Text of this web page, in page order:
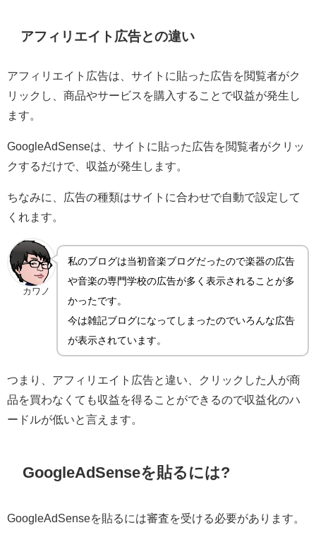
アフィリエイト広告との違い
アフィリエイト広告は、サイトに貼った広告を閲覧者がク
リックし、商品やサービスを購入することで収益が発生し
ます。
GoogleAdSenseは、サイトに貼った広告を閲覧者がクリッ
クするだけで、収益が発生します。
ちなみに、広告の種類はサイトに合わせで自動で設定して
くれます。
カワノ
私のブログは当初音楽ブログだったので楽器の広告
や音楽の専門学校の広告が多く表示されることが多
かったです。
今は雑記ブログになってしまったのでいろんな広告
が表示されています。
つまり、アフィリエイト広告と違い、クリックした人が商
品を買わなくても収益を得ることができるので収益化のハ
ードルが低いと言えます。
GoogleAdSenseを貼るには?
GoogleAdSenseを貼るには審査を受ける必要があります。